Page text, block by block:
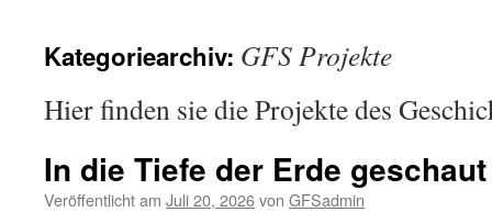
Kategoriearchiv: GFS Projekte
Hier finden sie die Projekte des
In die Tiefe der Erde geschaut
Veröffentlicht am Juli 20, 2026von GFSadmin